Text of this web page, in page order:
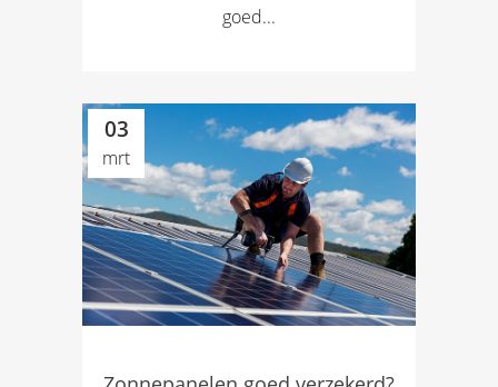
goed...
03
mrt